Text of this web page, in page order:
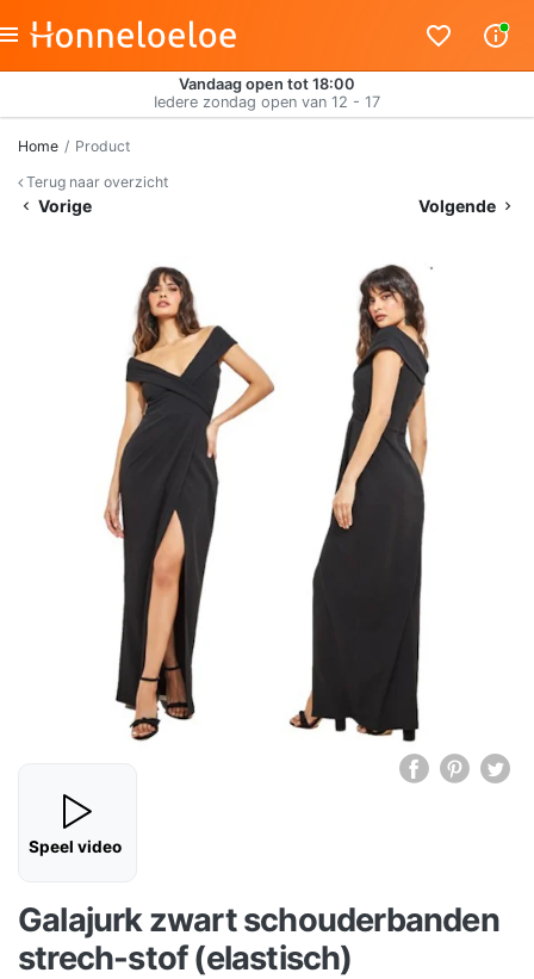
Vandaag open tot 18:00
Iedere zondag open van 12 - 17
Home
Product
Terug naar overzicht
Vorige Volgende
Speel video
Galajurk zwart schouderbanden
strech-stof (elastisch)